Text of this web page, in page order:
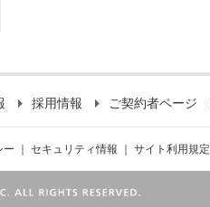
採用情報 ご契約者ページ
ー セキュリティ情報 サイト利用規定